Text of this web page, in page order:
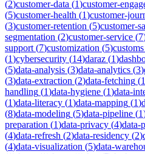
(2)customer-data (1)customer-
(5)customer-health (1)customer-
(3)customer-retention (5)customer-
segmentation (2)customer-service (7
support (7)customization (5)customs
(1)cybersecurity (14)daraz (1)
(5)data-analysis (3)data-analytics (3)
(3)data-extraction (2)data-fetching (1
handling (1)data-hygiene (1)data-
(1)data-literacy (1)data-mapping (1)
(8)data-modeling (5)data-pipeline (1
preparation (1)data-privacy (4)data-
(4)data-refresh (2)data-residency (2)
(4)data-visualization (5)data-